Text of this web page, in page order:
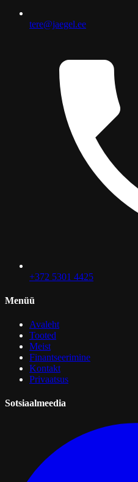
tere@jaegel.ee
+372 5301 4425
Menüü
Avaleht
Tooted
Meist
Finantseerimine
Kontakt
Privaatsus
Sotsiaalmeedia